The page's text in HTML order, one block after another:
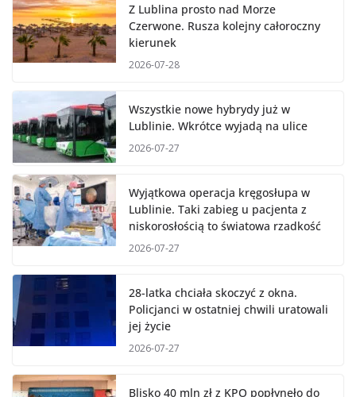
Z Lublina prosto nad Morze
Czerwone. Rusza kolejny całoroczny
kierunek
2026-07-28
Wszystkie nowe hybrydy już w
Lublinie. Wkrótce wyjadą na ulice
2026-07-27
Wyjątkowa operacja kręgosłupa w
Lublinie. Taki zabieg u pacjenta z
niskorosłością to światowa rzadkość
2026-07-27
28-latka chciała skoczyć z okna.
Policjanci w ostatniej chwili uratowali
jej życie
2026-07-27
Blisko 40 mln zł z KPO popłynęło do